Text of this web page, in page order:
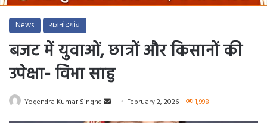
News राजनांदगांव
बजट में युवाओं, छात्रों और किसानों की
उपेक्षा- विभा साहु
Yogendra Kumar Singne
Send February 2, 2026 1,998